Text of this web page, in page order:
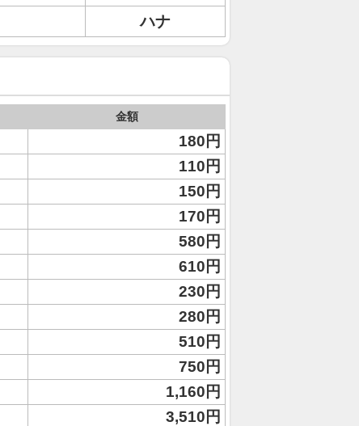
ハナ
金額
180円
110円
150円
170円
580円
610円
230円
280円
510円
750円
1,160円
3,510円